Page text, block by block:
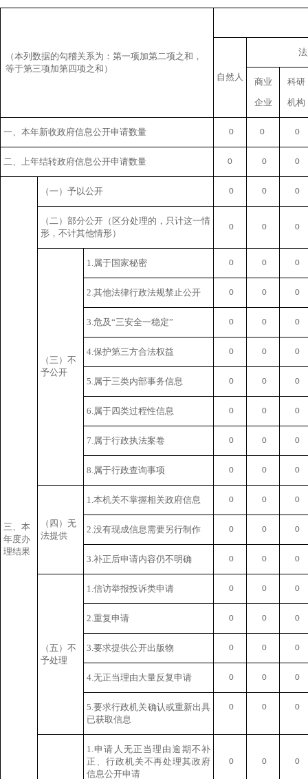
（本列数据的勾稽关系为：第一项加第二项之和，
等于第三项加第四项之和）
自然人
商业
企业
科研
机构
一、本年新收政府信息公开申请数量 0 0 0
二、上年结转政府信息公开申请数量 0 0 0
三、本
年度办
理结果
（一）予以公开 0 0 0
（二）部分公开 （区分处理的，只计这一情
形，不计其他情形）
0 0 0
（三）不
予公开
1.属于国家秘密 0 0 0
2.其他法律行政法规禁止公开 0 0 0
3.危及“三安全一稳定” 0 0 0
4.保护第三方合法权益 0 0 0
5.属于三类内部事务信息 0 0 0
6.属于四类过程性信息 0 0 0
7.属于行政执法案卷 0 0 0
8.属于行政查询事项 0 0 0
（四）无
法提供
1.本机关不掌握相关政府信息 0 0 0
2.没有现成信息需要另行制作 0 0 0
3.补正后申请内容仍不明确 0 0 0
（五）不
予处理
1.信访举报投诉类申请 0 0 0
2.重复申请 0 0 0
3.要求提供公开出版物 0 0 0
4.无正当理由大量反复申请 0 0 0
5.要求行政机关确认或重新出具
已获取信息
0 0 0
1.申请人无正当理由逾期不补
正、行政机关不再处理其政府
信息公开申请
0 0 0